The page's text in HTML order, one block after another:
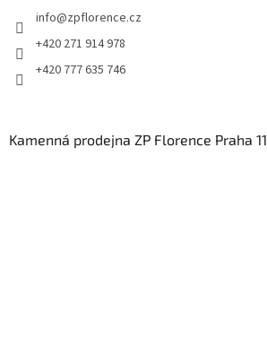
info@zpflorence.cz
+420 271 914 978
+420 777 635 746
Kamenná prodejna ZP Florence Praha 11